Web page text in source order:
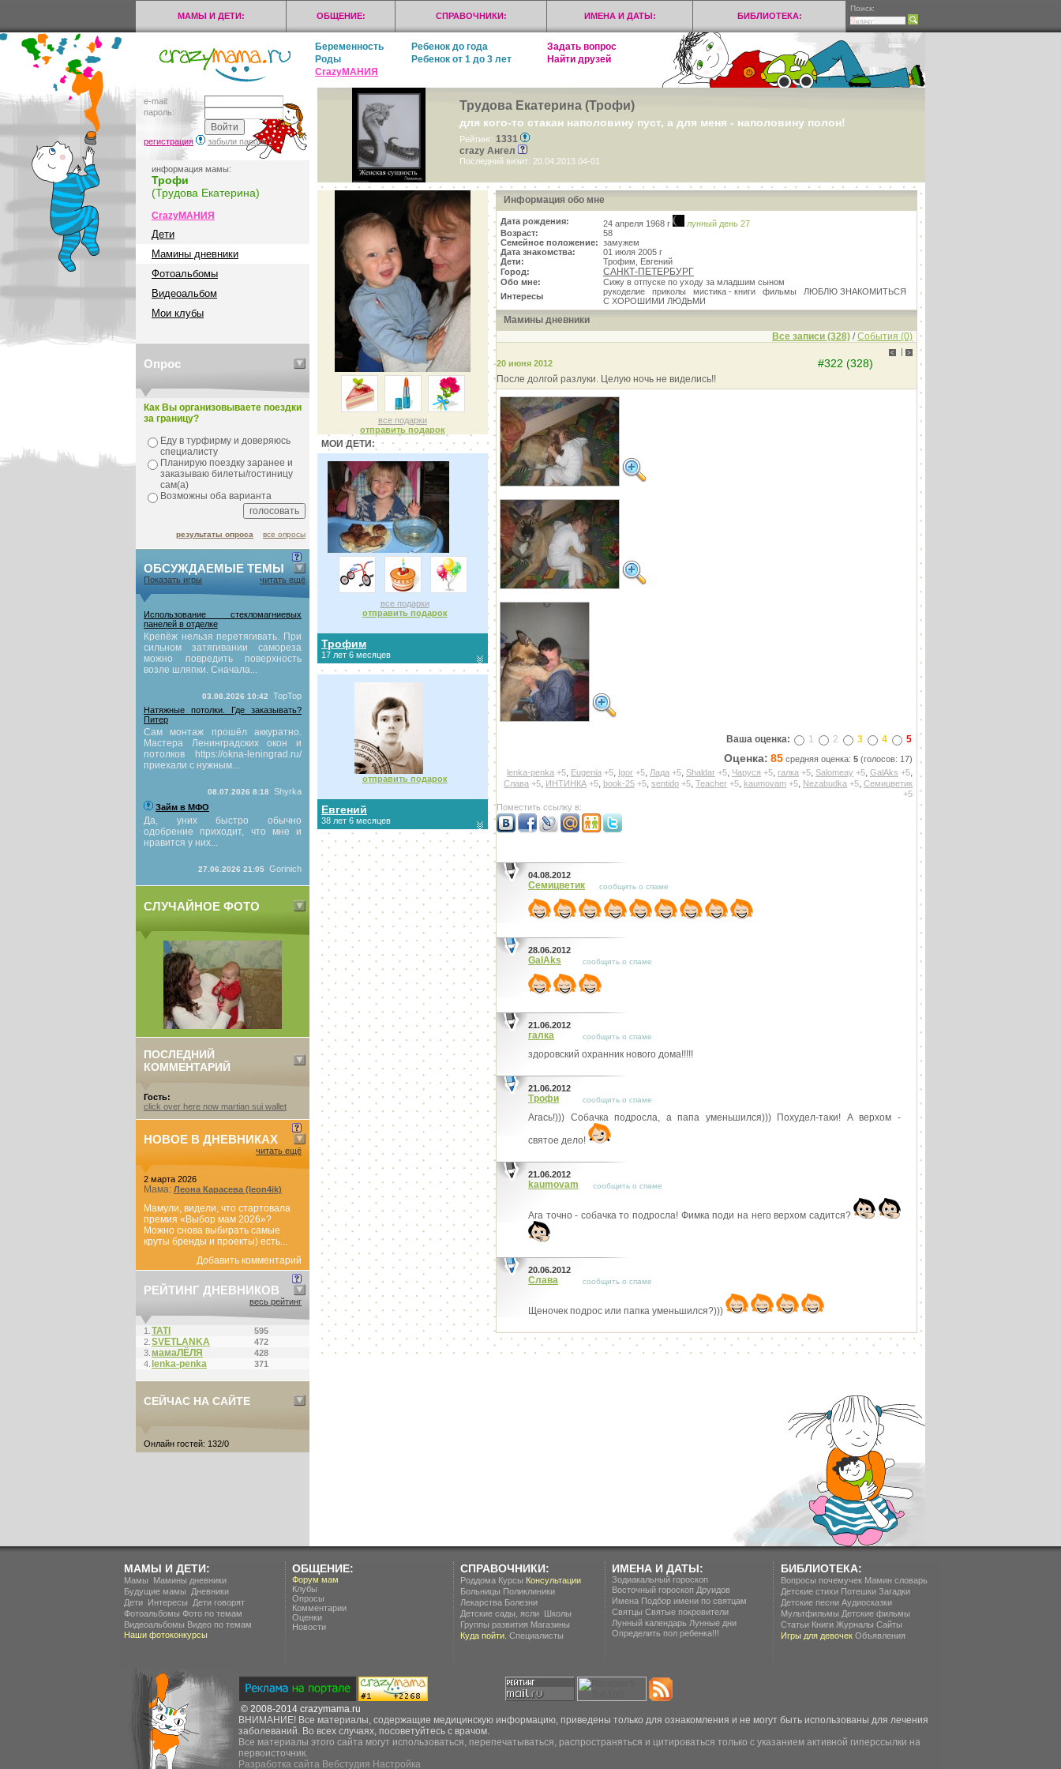
МАМЫ И ДЕТИ: ОБЩЕНИЕ: СПРАВОЧНИКИ: ИМЕНА И ДАТЫ: БИБЛИОТЕКА:
Поиск:
Беременность Ребенок до года
Задать вопрос
Роды
Ребенок от 1 до 3 лет
Найти друзей
CrazyМАНИЯ
e-mail:
пароль:
регистрация забыли пароль?
информация мамы:
Трофи
(Трудова Екатерина)
CrazyМАНИЯ
Дети
Мамины дневники
Фотоальбомы
Видеоальбом
Мои клубы
Опрос
Как Вы организовываете поездки
за границу?
Еду в турфирму и доверяюсь
специалисту
Планирую поездку заранее и
заказываю билеты/гостиницу
сам(а)
Возможны оба варианта
результаты опроса все опросы
ОБСУЖДАЕМЫЕ ТЕМЫ
Показать игры читать ещё
Использование стекломагниевых
панелей в отделке
Крепёж нельзя перетягивать. При
сильном затягивании самореза
можно повредить поверхность
возле шляпки. Сначала...
03.08.2026 10:42
TopTop
Натяжные потолки. Где заказывать?
Питер
Сам монтаж прошёл аккуратно.
Мастера Ленинградских окон и
потолков https://okna-leningrad.ru/
приехали с нужным...
08.07.2026 8:18
Shyrka
Займ в МФО
Да, уних быстро обычно
одобрение приходит, что мне и
нравится у них...
27.06.2026 21:05 Gorinich
СЛУЧАЙНОЕ ФОТО
ПОСЛЕДНИЙ
КОММЕНТАРИЙ
Гость:
click over here now martian sui wallet
НОВОЕ В ДНЕВНИКАХ
читать ещё
2 марта 2026
Мама: Леона Карасева (leon4ik)
Мамули, видели, что стартовала
премия «Выбор мам 2026»?
Можно снова выбирать самые
круты бренды и проекты) есть...
Добавить комментарий
РЕЙТИНГ ДНЕВНИКОВ
весь рейтинг
1. ТАТI
595
2. SVETLANKA
472
3. мамаЛЁЛЯ
428
4. lenka-penka 371
СЕЙЧАС НА САЙТЕ
Онлайн гостей: 132/0
Трудова Екатерина (Трофи)
для кого-то стакан наполовину пуст, а для меня - наполовину полон!
Рейтинг: 1331
crazy Ангел
Последний визит: 20.04.2013 04-01
все подарки
отправить подарок
МОИ ДЕТИ:
все подарки
отправить подарок
Трофим
17 лет 6 месяцев
отправить подарок
Евгений
38 лет 6 месяцев
Информация обо мне
Дата рождения: 24 апреля 1968 г
лунный день 27
Возраст:
58
Семейное положение: замужем
Дата знакомства:
01 июля 2005 г
Дети:
Трофим, Евгений
Город:
САНКТ-ПЕТЕРБУРГ
Обо мне:
Сижу в отпуске по уходу за младшим сыном
Интересы
рукоделие приколы мистика - книги фильмы ЛЮБЛЮ ЗНАКОМИТЬСЯ
С ХОРОШИМИ ЛЮДЬМИ
Мамины дневники
Все записи (328) /События (0)
< | >
20 июня 2012 #322 (328)
После долгой разлуки. Целую ночь не виделись!!
Ваша оценка: 1 2 3 4 5
Оценка: 85 средняя оценка: 5 (голосов: 17)
lenka-penka +5, Eugenia +5, Igor +5, Лада +5, Shaldar +5, Чаруся +5, галка +5, Salomeay +5, GalAks +5,
Слава +5, ИНТИНКА +5, book-25 +5, sentido +5, Teacher +5, kaumovam +5, Nezabudka +5, Семицветик
+5
Поместить ссылку в:
04.08.2012
Семицветик сообщить о спаме
28.06.2012
GalAks сообщить о спаме
21.06.2012
галка сообщить о спаме
здоровский охранник нового дома!!!!!
21.06.2012
Трофи сообщить о спаме
Агась!))) Собачка подросла, а папа уменьшился))) Похудел-таки! А верхом -
святое дело!
21.06.2012
kaumovam сообщить о спаме
Ага точно - собачка то подросла! Фимка поди на него верхом садится?
20.06.2012
Слава сообщить о спаме
Щеночек подрос или папка уменьшился?)))
МАМЫ И ДЕТИ:
Мамы
Мамины дневники
Будущие мамы
Дневники
Дети Интересы
Дети говорят
Фотоальбомы Фото по темам
Видеоальбомы Видео по темам
Наши фотоконкурсы
ОБЩЕНИЕ:
Форум мам
Клубы
Опросы
Комментарии
Оценки
Новости
СПРАВОЧНИКИ:
Роддома Курсы Консультации
Больницы Поликлиники
Лекарства Болезни
Детские сады, ясли Школы
Группы развития Магазины
Куда пойти. Специалисты
ИМЕНА И ДАТЫ:
Зодиакальный гороскоп
Восточный гороскоп Друидов
Имена Подбор имени по святцам
Святцы Святые покровители
Лунный календарь Лунные дни
Определить пол ребенка!!!
БИБЛИОТЕКА:
Вопросы почемучек Мамин словарь
Детские стихи Потешки Загадки
Детские песни Аудиосказки
Мультфильмы Детские фильмы
Статьи Книги Журналы Сайты
Игры для девочек Объявления
© 2008-2014 crazymama.ru
ВНИМАНИЕ! Все материалы, содержащие медицинскую информацию, приведены только для ознакомления и не могут быть использованы для лечения
заболеваний. Во всех случаях, посоветуйтесь с врачом.
Все материалы этого сайта могут использоваться, перепечатываться, распространяться и цитироваться только с указанием активной гиперссылки на
первоисточник.
Разработка сайта Вебстудия Настройка